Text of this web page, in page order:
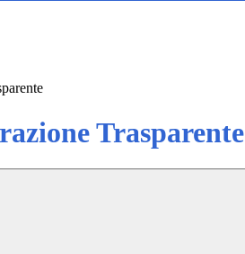
Trasparente